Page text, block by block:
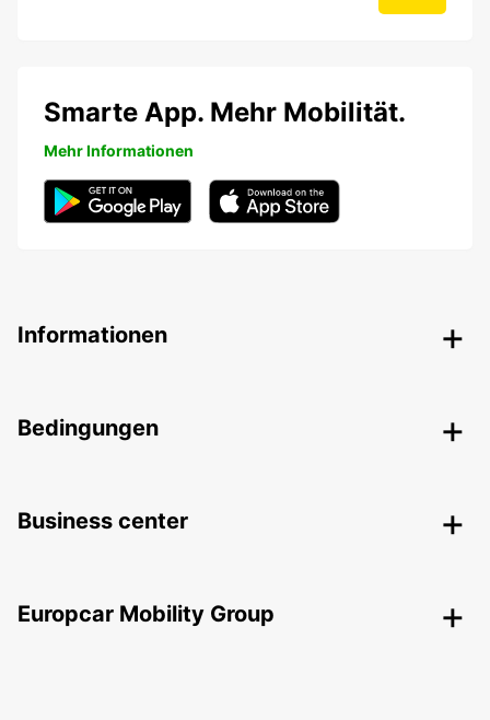
Smarte App. Mehr Mobilität.
Mehr Informationen
Informationen
Bedingungen
Business center
Europcar Mobility Group